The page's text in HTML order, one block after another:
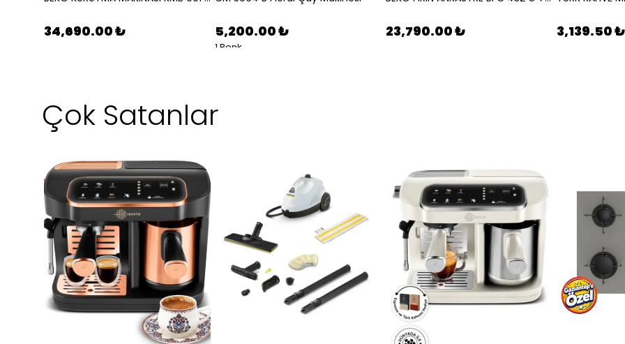
34,690.00 ₺ 5,200.00 ₺
1 Renk
23,790.00 ₺ 3,139.50 ₺
Çok Satanlar